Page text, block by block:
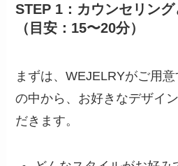
STEP 1：カウンセリン
（目安：15〜20分）
まずは、WEJELRYがご用
の中から、お好きなデザイ
だきます。